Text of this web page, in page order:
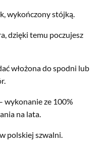
wykończony stójką.
dzięki temu poczujesz
włożona do spodni lub
wykonanie ze 100%
na lata.
polskiej szwalni.